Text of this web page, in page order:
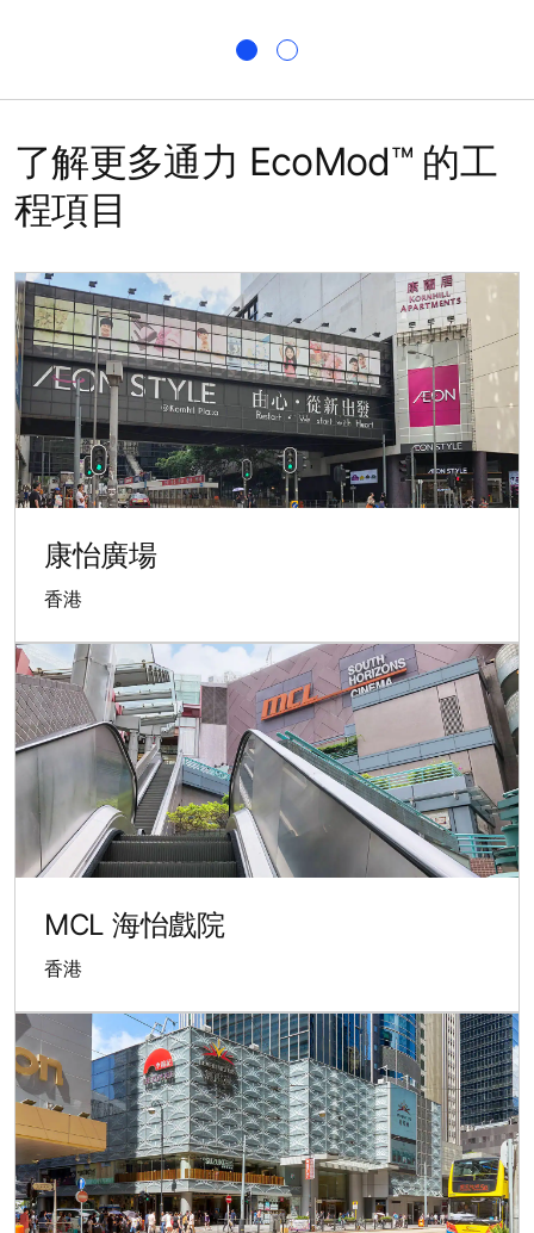
了解更多通力 EcoMod™ 的工
程項目
康怡廣場
香港
MCL 海怡戲院
香港